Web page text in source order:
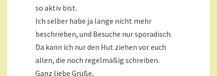
so aktiv bist.
Ich selber habe ja lange nicht mehr
beschrieben, und Besuche nur sporadisch.
Da kann ich nur den Hut ziehen vor euch
allen, die noch regelmäßig schreiben.
Ganz liebe Grüße,